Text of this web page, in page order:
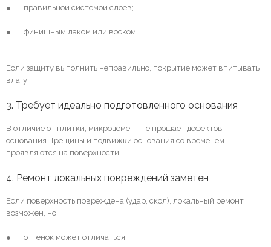
● правильной системой слоёв;
● финишным лаком или воском.
Если защиту выполнить неправильно, покрытие может впитывать
влагу.
3. Требует идеально подготовленного основания
В отличие от плитки, микроцемент не прощает дефектов
основания. Трещины и подвижки основания со временем
проявляются на поверхности.
4. Ремонт локальных повреждений заметен
Если поверхность повреждена (удар, скол), локальный ремонт
возможен, но:
● оттенок может отличаться;